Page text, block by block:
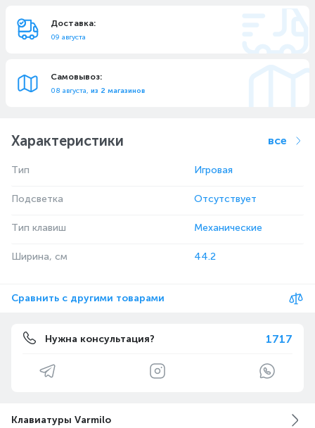
Доставка:
09 августа
Самовывоз:
08 августа, из 2 магазинов
Характеристики все
Тип Игровая
Подсветка Отсутствует
Тип клавиш Механические
Ширина, см 44.2
Сравнить с другими товарами
Нужна консультация? 1717
Клавиатуры Varmilo